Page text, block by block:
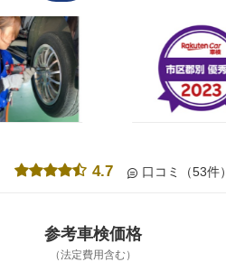
4.7 口コミ（53件）
参考車検価格
（法定費用含む）